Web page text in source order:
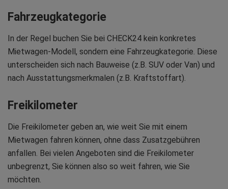
Fahrzeugkategorie
In der Regel buchen Sie bei CHECK24 kein konkretes
Mietwagen-Modell, sondern eine Fahrzeugkategorie. Diese
unterscheiden sich nach Bauweise (z.B. SUV oder Van) und
nach Ausstattungsmerkmalen (z.B. Kraftstoffart).
Freikilometer
Die Freikilometer geben an, wie weit Sie mit einem
Mietwagen fahren können, ohne dass Zusatzgebühren
anfallen. Bei vielen Angeboten sind die Freikilometer
unbegrenzt, Sie können also so weit fahren, wie Sie
möchten.